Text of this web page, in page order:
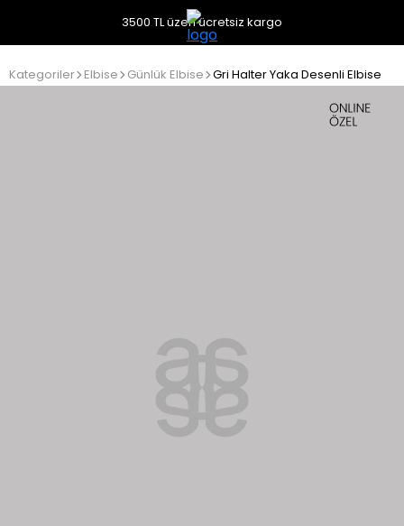
3500 TL üzeri ücretsiz kargo
Kategoriler Elbise Günlük Elbise Gri Halter Yaka Desenli Elbise